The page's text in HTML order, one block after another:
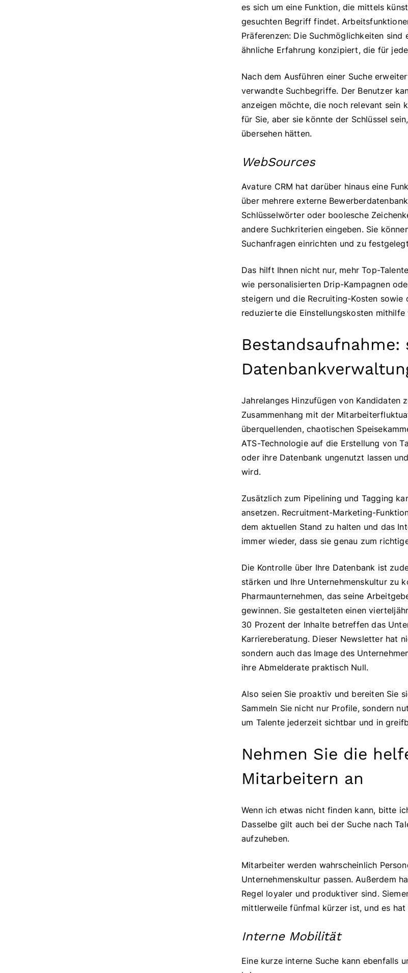
es sich um eine Funktion, die mittels
gesuchten Begriff findet.
Präferenzen: Die Suchmöglichkeiten
ähnliche Erfahrung konzipiert, die für
Nach dem Ausführen einer Suche
verwandte Suchbegriffe. Der Benutzer
anzeigen möchte, die noch relevant sein
für Sie, aber sie könnte der Schlüssel
übersehen hätten.
WebSources
Avature CRM hat darüber hinaus eine
über mehrere externe
Schlüsselwörter oder boolesche
andere Suchkriterien eingeben. Sie
Suchanfragen einrichten und zu
Das hilft Ihnen nicht nur, mehr Top-
wie personalisierten Drip-Kampagnen
steigern und die Recruiting-Kosten
reduzierte die Einstellungskosten
Bestandsaufnahme:
Jahrelanges Hinzufügen von Kandidaten
Zusammenhang mit der
überquellenden, chaotischen
ATS-Technologie auf die Erstellung von
oder ihre Datenbank ungenutzt lassen
wird.
Zusätzlich zum Pipelining und Tagging
ansetzen. Recruitment-Marketing-
dem aktuellen Stand zu halten und das
immer wieder, dass sie genau zum
Die Kontrolle über Ihre Datenbank ist
stärken und Ihre Unternehmenskultur zu
Pharmaunternehmen, das seine
gewinnen. Sie gestalteten einen
30 Prozent der Inhalte betreffen das
Karriereberatung. Dieser Newsletter hat
sondern auch das Image des
ihre Abmelderate praktisch Null.
Also seien Sie proaktiv und bereiten Sie
Sammeln Sie nicht nur Profile, sondern
um Talente jederzeit sichtbar und in
Nehmen Sie die
Mitarbeitern an
Wenn ich etwas nicht finden kann, bitte
Dasselbe gilt auch bei der Suche nach
aufzuheben.
Mitarbeiter werden wahrscheinlich
Unternehmenskultur passen. Außerdem
Regel loyaler und produktiver sind.
mittlerweile fünfmal kürzer ist, und es
Interne Mobilität
Eine kurze interne Suche kann ebenfalls